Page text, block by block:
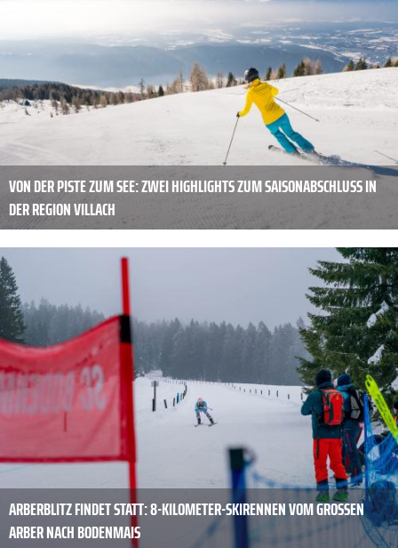
VON DER PISTE ZUM SEE: ZWEI HIGHLIGHTS ZUM SAISONABSCHLUSS IN
DER REGION VILLACH
ARBERBLITZ FINDET STATT: 8-KILOMETER-SKIRENNEN VOM GROSSEN A
RBER NACH BODENMAIS